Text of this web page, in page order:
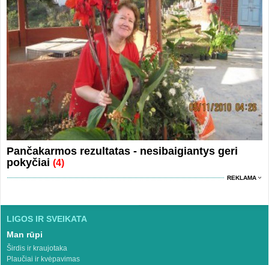
Pančakarmos rezultatas - nesibaigiantys geri
pokyčiai (4)
REKLAMA
LIGOS IR SVEIKATA
Man rūpi
Širdis ir kraujotaka
Plaučiai ir kvėpavimas